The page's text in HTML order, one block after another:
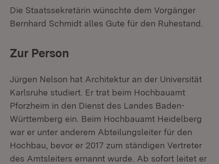
Die Staatssekretärin wünschte dem Vorgänger
Bernhard Schmidt alles Gute für den Ruhestand.
Zur Person
Jürgen Nelson hat Architektur an der Universität
Karlsruhe studiert. Er trat beim Hochbauamt
Pforzheim in den Dienst des Landes Baden-
Württemberg ein. Beim Hochbauamt Heidelberg
war er unter anderem Abteilungsleiter für den
Hochbau, bevor er 2017 zum ständigen Vertreter
des Amtsleiters ernannt wurde. Ab sofort leitet er